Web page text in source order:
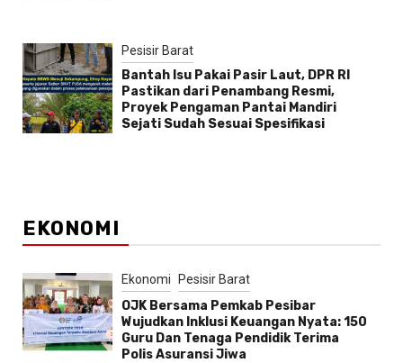
Pesisir Barat
Bantah Isu Pakai Pasir Laut, DPR RI
Pastikan dari Penambang Resmi,
Proyek Pengaman Pantai Mandiri
Sejati Sudah Sesuai Spesifikasi
EKONOMI
Ekonomi Pesisir Barat
OJK Bersama Pemkab Pesibar
Wujudkan Inklusi Keuangan Nyata: 150
Guru Dan Tenaga Pendidik Terima
Polis Asuransi Jiwa